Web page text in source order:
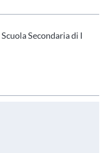
aggiorna le tue scuole in
Secondaria di I